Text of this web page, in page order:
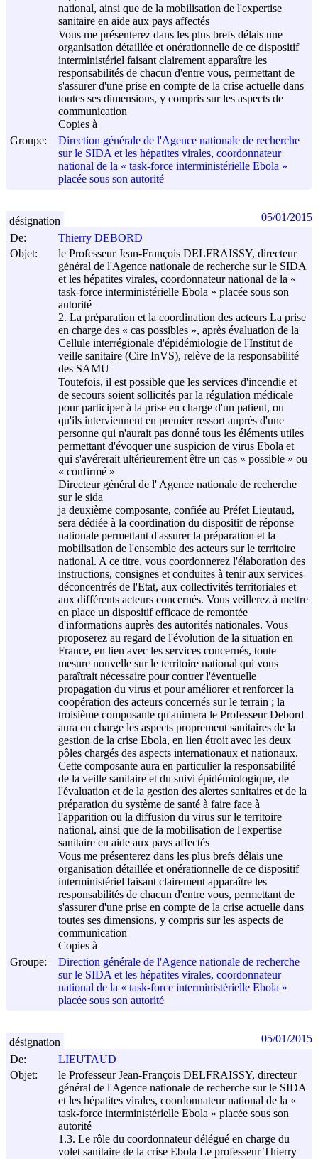
national, ainsi que de la mobilisation de l'expertise
sanitaire en aide aux pays affectés
Vous me présenterez dans les plus brefs délais une
organisation détaillée et onérationnelle de ce dispositif
interministériel faisant clairement apparaître les
responsabilités de chacun d'entre vous, permettant de
s'assurer d'une prise en compte de la crise actuelle dans
toutes ses dimensions, y compris sur les aspects de
communication
Copies à
Groupe:
Direction générale de l'Agence nationale de recherche
sur le SIDA et les hépatites virales, coordonnateur
national de la « task-force interministérielle Ebola »
placée sous son autorité
De:
Thierry DEBORD
Objet:
le Professeur Jean-François DELFRAISSY, directeur
général de l'Agence nationale de recherche sur le SIDA
et les hépatites virales, coordonnateur national de la «
task-force interministérielle Ebola » placée sous son
autorité
2. La préparation et la coordination des acteurs La prise
en charge des « cas possibles », après évaluation de la
Cellule interrégionale d'épidémiologie de l'Institut de
veille sanitaire (Cire InVS), relève de la responsabilité
des SAMU
Toutefois, il est possible que les services d'incendie et
de secours soient sollicités par la régulation médicale
pour participer à la prise en charge d'un patient, ou
qu'ils interviennent en premier ressort auprès d'une
personne qui n'aurait pas donné tous les éléments utiles
permettant d'évoquer une suspicion de virus Ebola et
qui s'avérerait ultérieurement être un cas « possible » ou
« confirmé »
Directeur général de l' Agence nationale de recherche
sur le sida
ja deuxième composante, confiée au Préfet Lieutaud,
sera dédiée à la coordination du dispositif de réponse
nationale permettant d'assurer la préparation et la
mobilisation de l'ensemble des acteurs sur le territoire
national. A ce titre, vous coordonnerez l'élaboration des
instructions, consignes et conduites à tenir aux services
déconcentrés de l'Etat, aux collectivités territoriales et
aux différents acteurs concernés. Vous veillerez à mettre
en place un dispositif efficace de remontée
d'informations auprès des autorités nationales. Vous
proposerez au regard de l'évolution de la situation en
France, en lien avec les services concernés, toute
mesure nouvelle sur le territoire national qui vous
paraîtrait nécessaire pour contrer l'éventuelle
propagation du virus et pour améliorer et renforcer la
coopération des acteurs concernés sur le terrain ; la
troisième composante qu'animera le Professeur Debord
aura en charge les aspects proprement sanitaires de la
gestion de la crise Ebola, en lien étroit avec les deux
pôles chargés des aspects internationaux et nationaux.
Cette composante aura en particulier la responsabilité
de la veille sanitaire et du suivi épidémiologique, de
l'évaluation et de la gestion des alertes sanitaires et de la
préparation du système de santé à faire face à
l'apparition ou la diffusion du virus sur le territoire
national, ainsi que de la mobilisation de l'expertise
sanitaire en aide aux pays affectés
Vous me présenterez dans les plus brefs délais une
organisation détaillée et onérationnelle de ce dispositif
interministériel faisant clairement apparaître les
responsabilités de chacun d'entre vous, permettant de
s'assurer d'une prise en compte de la crise actuelle dans
toutes ses dimensions, y compris sur les aspects de
communication
Copies à
Groupe:
Direction générale de l'Agence nationale de recherche
sur le SIDA et les hépatites virales, coordonnateur
national de la « task-force interministérielle Ebola »
placée sous son autorité
désignation 05/01/2015
De:
LIEUTAUD
Objet:
le Professeur Jean-François DELFRAISSY, directeur
général de l'Agence nationale de recherche sur le SIDA
et les hépatites virales, coordonnateur national de la «
task-force interministérielle Ebola » placée sous son
autorité
1.3. Le rôle du coordonnateur délégué en charge du
volet sanitaire de la crise Ebola Le professeur Thierry
désignation 05/01/2015